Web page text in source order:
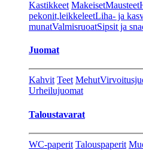
Kastikkeet MakeisetMausteet
pekonit,leikkeleetLiha- ja
munatValmisruoatSipsit ja
Juomat
Kahvit Teet Mehut
Urheilujuomat
Taloustavarat
WC-paperit Talouspaperit